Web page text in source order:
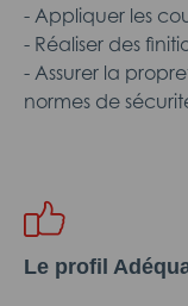
- Appliquer les
- Réaliser des
- Assurer la
normes de
Le profil